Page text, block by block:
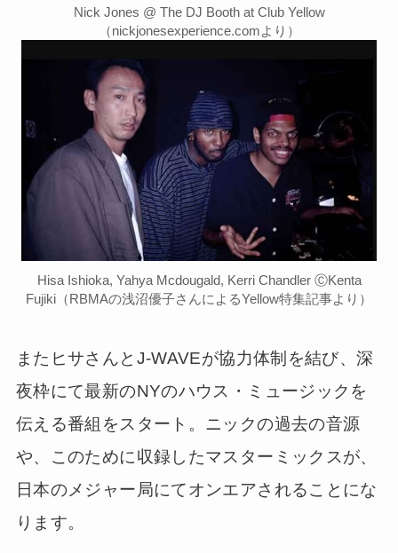
Nick Jones @ The DJ Booth at Club Yellow
（nickjonesexperience.comより）
Hisa Ishioka, Yahya Mcdougald, Kerri Chandler ⒸKenta
Fujiki（RBMAの浅沼優子さんによるYellow特集記事より）
またヒサさんとJ-WAVEが協力体制を結び、深
夜枠にて最新のNYのハウス・ミュージックを
伝える番組をスタート。ニックの過去の音源
や、このために収録したマスターミックスが、
日本のメジャー局にてオンエアされることにな
ります。